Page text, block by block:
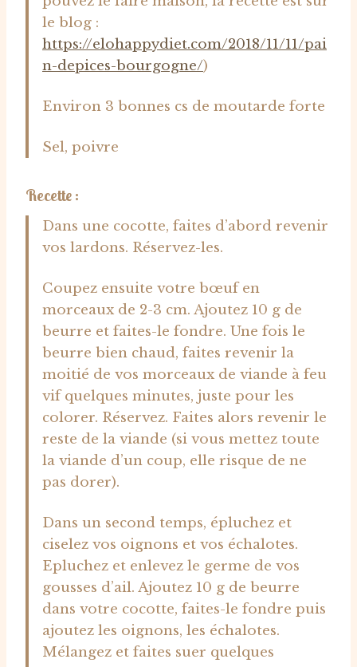
le blog :
https://elohappydiet.com/2018/11/11/pai
n-depices-bourgogne/)
Environ 3 bonnes cs de moutarde forte
Sel, poivre
Recette :
Dans une cocotte, faites d’abord revenir
vos lardons. Réservez-les.
Coupez ensuite votre bœuf en
morceaux de 2-3 cm. Ajoutez 10 g de
beurre et faites-le fondre. Une fois le
beurre bien chaud, faites revenir la
moitié de vos morceaux de viande à feu
vif quelques minutes, juste pour les
colorer. Réservez. Faites alors revenir le
reste de la viande (si vous mettez toute
la viande d’un coup, elle risque de ne
pas dorer).
Dans un second temps, épluchez et
ciselez vos oignons et vos échalotes.
Epluchez et enlevez le germe de vos
gousses d’ail. Ajoutez 10 g de beurre
dans votre cocotte, faites-le fondre puis
ajoutez les oignons, les échalotes.
Mélangez et faites suer quelques